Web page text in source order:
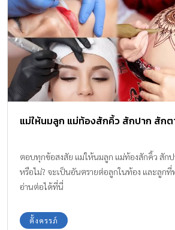
แม่ให้นมลูก แม่ท้องสักคิ้ว สักปาก สักต
ตอบทุกข้อสงสัย แม่ให้นมลูก แม่ท้องสักคิ้ว สัก
หรือไม่? จะเป็นอันตรายต่อลูกในท้อง และลูกที่
อ่านต่อได้ที่นี่
ตั้งครรภ์